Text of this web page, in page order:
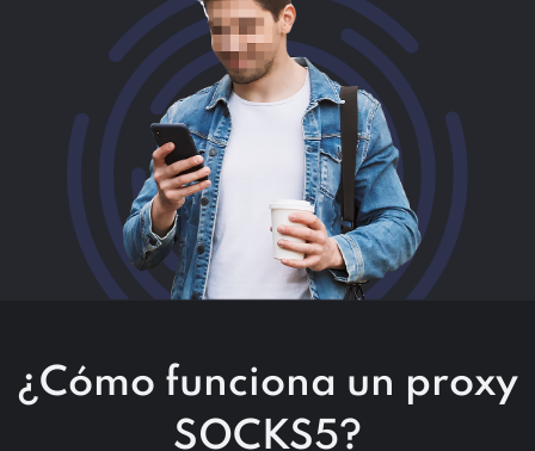
¿Cómo funciona un proxy
SOCKS5?